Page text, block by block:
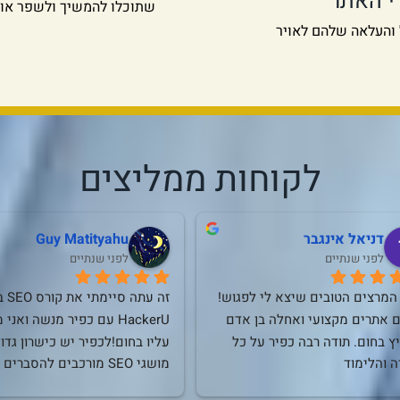
והעלאה שלהם לאויר
שתוכלו להמשיך ולשפר
לקוחות ממליצים
דניאל אינגבר
לפני שנתיים
והלימוד
Guy Matityahu
לפני שנתיים